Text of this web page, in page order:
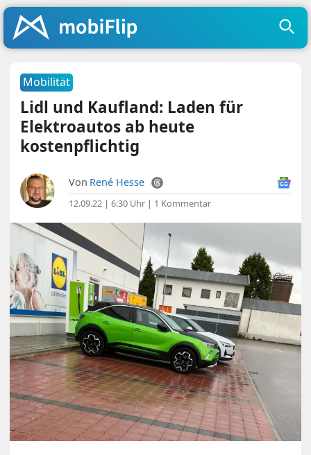
Mobilität
Lidl und Kaufland: Laden für
Elektroautos ab heute
kostenpflichtig
Von René Hesse
12.09.22 | 6:30 Uhr | 1 Kommentar